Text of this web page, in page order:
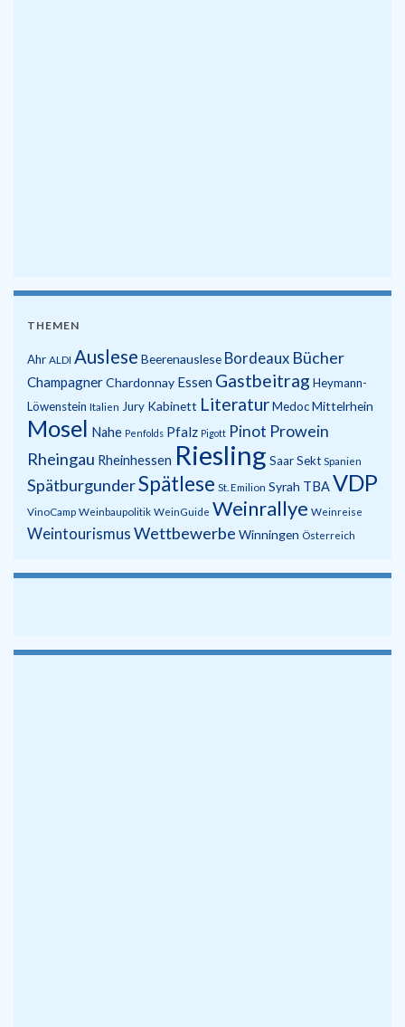
THEMEN
Ahr ALDI Auslese Beerenauslese Bordeaux Bücher
ChampagnerChardonnay Essen Gastbeitrag Heymann-
Löwenstein Italien Jury Kabinett LiteraturMedocMittelrhein
Mosel Nahe Penfolds Pfalz Pigott Pinot Prowein
Rheingau Rheinhessen Riesling SaarSekt Spanien
SpätburgunderSpätlese St. Emilion Syrah TBAVDP
VinoCamp Weinbaupolitik WeinGuide Weinrallye Weinreise
Weintourismus Wettbewerbe Winningen Österreich